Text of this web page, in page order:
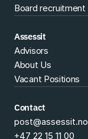
Board recruitment
Assessit
Advisors
About Us
Vacant Positions
Contact
post@assessit.no
+47 22 15 11 00